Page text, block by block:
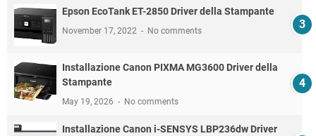
Epson EcoTank ET-2850 Driver della Stampante
November 17, 2022 No comments
Installazione Canon PIXMA MG3600 Driver della
Stampante
May 19, 2026 No comments
Installazione Canon i-SENSYS LBP236dw Driver